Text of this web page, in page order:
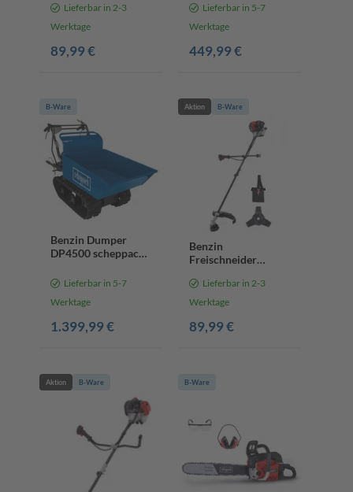
Durchlasshöhe |
300mm breiter
Druckgusstisch |
Lieferbar in 2-3
Werktage
89,99 €
| 6-15mm
Sägebandbreite |
Sägegeschwindigkeit
Lieferbar in 5-7
Werktage
449,99 €
B-Ware
Benzin Dumper
DP4500 scheppach -
Raupendumper
Lieferbar in 5-7
Werktage
1.399,99 €
Aktion B-Ware
Benzin
Freischneider
1,0PS | 480mm
Rasentrimmer
255mm Motorsense
Lieferbar in 2-3
Werktage
89,99 €
Aktion B-Ware B-Ware